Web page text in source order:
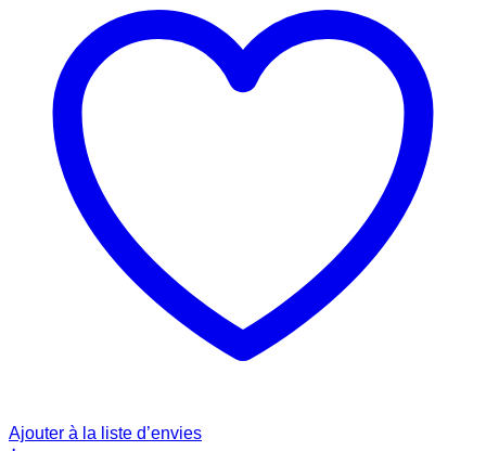
Ajouter à la liste d’envies